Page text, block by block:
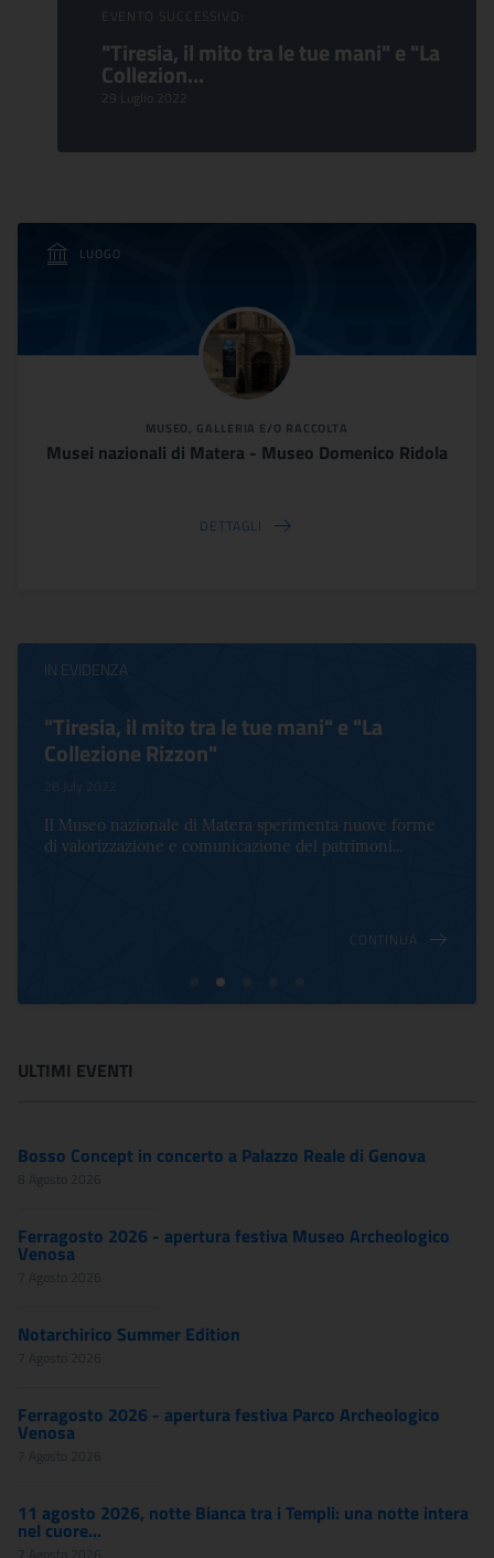
EVENTO SUCCESSIVO:
"Tiresia, il mito tra le tue mani" e "La
Collezion...
29 Luglio 2022
LUOGO
MUSEO, GALLERIA E/O RACCOLTA
Musei nazionali di Matera - Museo Domenico Ridola
DETTAGLI
IN EVIDENZA
"Tiresia, il mito tra le tue mani" e "La
Collezione Rizzon"
28 July 2022
Il Museo nazionale di Matera sperimenta nuove forme
di valorizzazione e comunicazione del patrimoni...
CONTINUA
ULTIMI EVENTI
Bosso Concept in concerto a Palazzo Reale di Genova
8 Agosto 2026
Ferragosto 2026 - apertura festiva Museo Archeologico
Venosa
7 Agosto 2026
Notarchirico Summer Edition
7 Agosto 2026
Ferragosto 2026 - apertura festiva Parco Archeologico
Venosa
7 Agosto 2026
11 agosto 2026, notte Bianca tra i Templi: una notte intera
nel cuore...